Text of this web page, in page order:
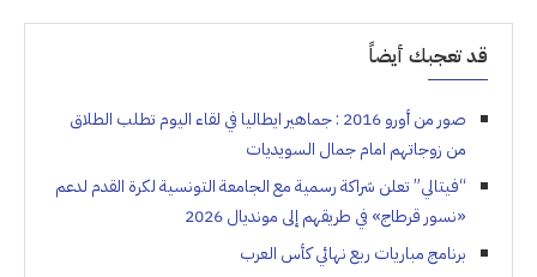
قد تعجبك أيضاً
صور من أورو 2016 : جماهير ايطاليا في لقاء اليوم تطلب الطلاق
من زوجاتهم امام جمال السويديات
“فيتالي” تعلن شراكة رسمية مع الجامعة التونسية لكرة القدم لدعم
«نسور قرطاج» في طريقهم إلى مونديال 2026
برنامج مباريات ربع نهائي كأس العرب